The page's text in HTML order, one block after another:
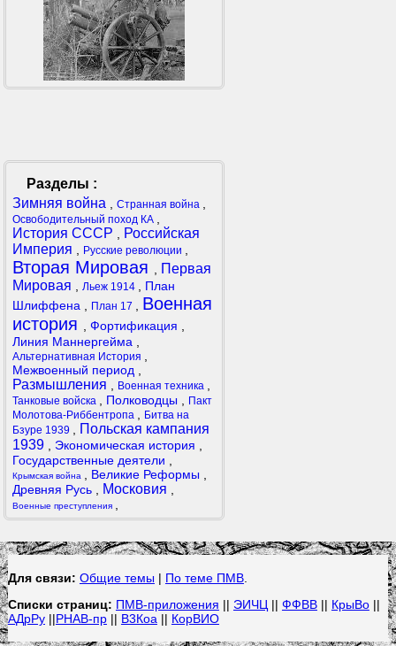
Разделы :
Зимняя война
Странная война
Освободительный поход КА
История СССР
Российская
Империя
Русские революции
Вторая Мировая
Первая
Мировая
Льеж 1914
План
Шлиффена
План 17
Военная
история
Фортификация
Линия Маннергейма
Альтернативная История
Межвоенный период
Размышления Военная техника
Танковые войска Полководцы
Пакт
Молотова-Риббентропа
Битва на
Бзуре 1939
Польская кампания
1939
Экономическая история
Государственные деятели
Крымская война Великие Реформы
Древняя Русь
Московия
Военные преступления
Для связи: Общие темы | По теме ПМВ.
Списки страниц: ПМВ-приложения || ЭИЧЦ || ФФВВ|| КрыВо||
АДрРу||РНАВ-пр|| В3Коа || КорВИО